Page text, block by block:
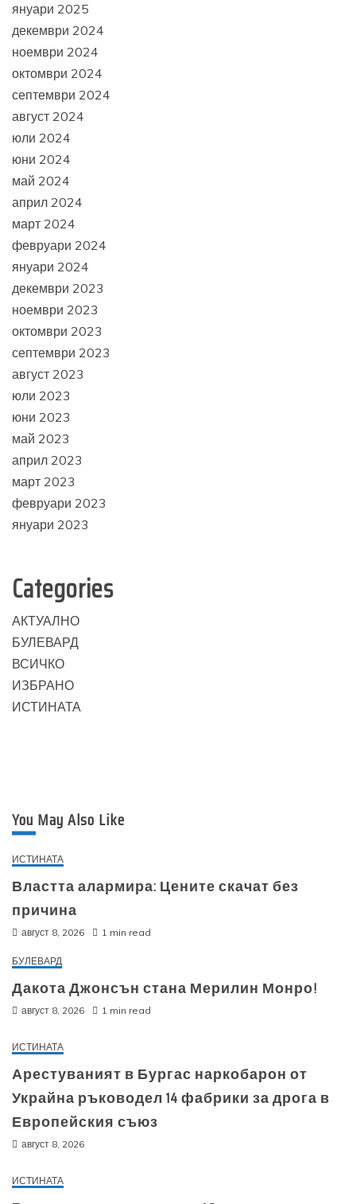
януари 2025
декември 2024
ноември 2024
октомври 2024
септември 2024
август 2024
юли 2024
юни 2024
май 2024
април 2024
март 2024
февруари 2024
януари 2024
декември 2023
ноември 2023
октомври 2023
септември 2023
август 2023
юли 2023
юни 2023
май 2023
април 2023
март 2023
февруари 2023
януари 2023
Categories
АКТУАЛНО
БУЛЕВАРД
ВСИЧКО
ИЗБРАНО
ИСТИНАТА
You May Also Like
ИСТИНАТА
Властта алармира: Цените скачат без
причина
август 8, 2026 1 min read
БУЛЕВАРД
Дакота Джонсън стана Мерилин Монро!
август 8, 2026 1 min read
ИСТИНАТА
Арестуваният в Бургас наркобарон от
Украйна ръководел 14 фабрики за дрога в
Европейския съюз
август 8, 2026
ИСТИНАТА